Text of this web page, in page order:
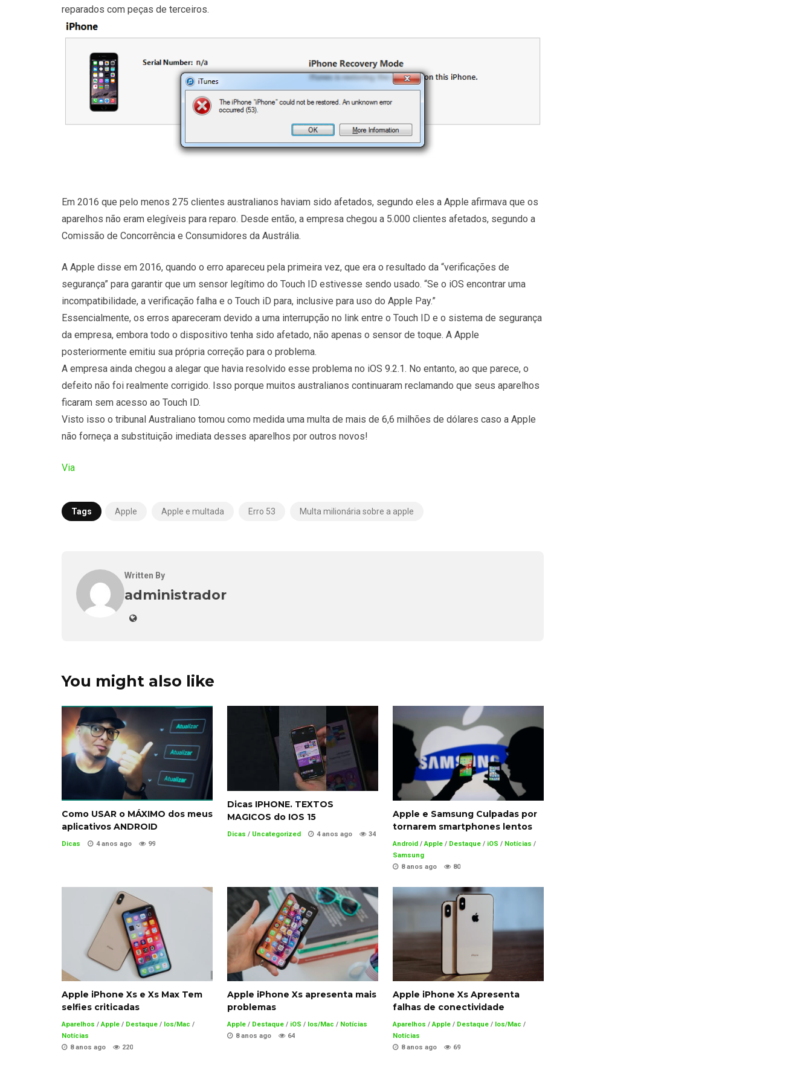
reparados com peças de terceiros.
Em 2016 que pelo menos 275 clientes australianos haviam sido afetados, segundo eles a Apple afirmava que os
aparelhos não eram elegíveis para reparo. Desde então, a empresa chegou a 5.000 clientes afetados, segundo a
Comissão de Concorrência e Consumidores da Austrália.
A Apple disse em 2016, quando o erro apareceu pela primeira vez, que era o resultado da “verificações de
segurança” para garantir que um sensor legítimo do Touch ID estivesse sendo usado. “Se o iOS encontrar uma
incompatibilidade, a verificação falha e o Touch iD para, inclusive para uso do Apple Pay.”
Essencialmente, os erros apareceram devido a uma interrupção no link entre o Touch ID e o sistema de segurança
da empresa, embora todo o dispositivo tenha sido afetado, não apenas o sensor de toque. A Apple
posteriormente emitiu sua própria correção para o problema.
A empresa ainda chegou a alegar que havia resolvido esse problema no iOS 9.2.1. No entanto, ao que parece, o
defeito não foi realmente corrigido. Isso porque muitos australianos continuaram reclamando que seus aparelhos
ficaram sem acesso ao Touch ID.
Visto isso o tribunal Australiano tomou como medida uma multa de mais de 6,6 milhões de dólares caso a Apple
não forneça a substituição imediata desses aparelhos por outros novos!
Via
Tags Apple Apple e multada Erro 53 Multa milionária sobre a apple
Written By
administrador
You might also like
Como USAR o MÁXIMO dos meus
aplicativos ANDROID
Dicas 4 anos ago 99
Dicas IPHONE. TEXTOS
MAGICOS do IOS 15
Dicas / Uncategorized 4 anos ago 34
Apple e Samsung Culpadas por
tornarem smartphones lentos
Android/ Apple/ Destaque/ iOS / Notícias /
Samsung
8 anos ago
80
Apple iPhone Xs e Xs Max Tem
selfies criticadas
Aparelhos /Apple / Destaque / Ios/Mac /
Notícias
8 anos ago
220
Apple iPhone Xs apresenta mais
problemas
Apple/ Destaque/ iOS / Ios/Mac / Notícias
8 anos ago
64
Apple iPhone Xs Apresenta
falhas de conectividade
Aparelhos /Apple/ Destaque/ Ios/Mac /
Notícias
8 anos ago
69